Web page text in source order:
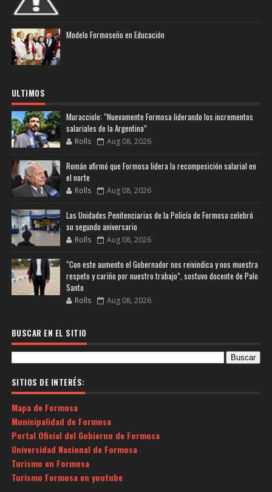
Modelo Formoseño en Educación
ULTIMOS
Muracciole: “Nuevamente Formosa liderando los incrementos
salariales de la Argentina”
Rolls Aug 08, 2026
Román afirmó que Formosa lidera la recomposición salarial en
el norte
Rolls Aug 08, 2026
Las Unidades Penitenciarias de la Policía de Formosa celebró
su segundo aniversario
Rolls Aug 08, 2026
“Con este aumento el Gobernador nos reivindica y nos muestra
respeto y cariño por nuestro trabajo”, sostuvo docente de Palo
Santo
Rolls Aug 08, 2026
BUSCAR EN EL SITIO
SITIOS DE INTERÉS:
Mapa de Formosa
Municipalidad de Formosa
Portal Oficial del Gobierno de Formosa
Universidad Nacional de Formosa
Turismo en Formosa
Turismo Formosa en youtube